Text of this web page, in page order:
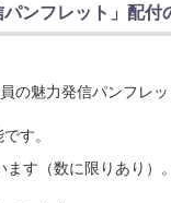
ンフレット」配付
の魅力発信パンフレ
す。
ます（数に限りあり）